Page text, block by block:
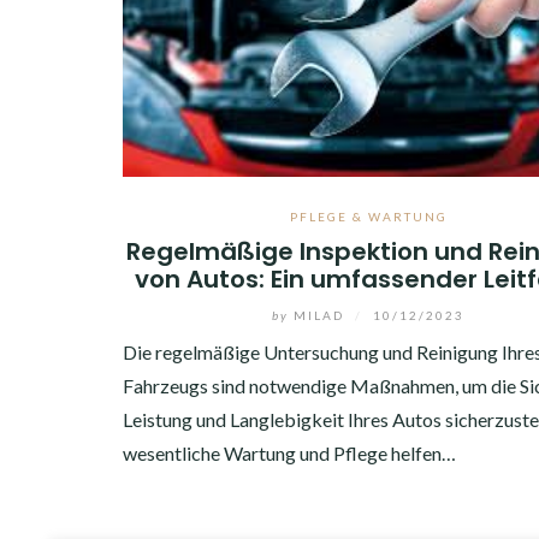
PFLEGE & WARTUNG
Regelmäßige Inspektion und
von Autos: Ein umfassender
by MILAD 10/12/2023
Die regelmäßige Untersuchung und Reinigung
Fahrzeugs sind notwendige Maßnahmen, um die
Leistung und Langlebigkeit Ihres Autos
wesentliche Wartung und Pflege helfen…